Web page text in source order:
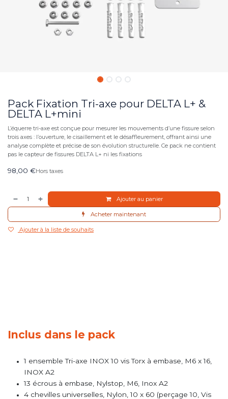
Pack Fixation Tri-axe pour DELTA L+ &
DELTA L+mini
L’équerre tri-axe est conçue pour mesurer les mouvements d’une fissure selon
trois axes : l’ouverture, le cisaillement et le désaffleurement, offrant ainsi une
analyse complète et précise de son évolution structurelle. Ce pack ne contient
pas le capteur de fissures DELTA L+ ni les fixations
98,00 €Hors taxes
Ajouter au panier
Acheter maintenant
Ajouter à la liste de souhaits
Inclus dans le pack
1 ensemble Tri-axe INOX 10 vis Torx à embase, M6 x 16,
INOX A2
13 écrous à embase, Nylstop, M6, Inox A2
4 chevilles universelles, Nylon, 10 x 60 (perçage 10, Vis